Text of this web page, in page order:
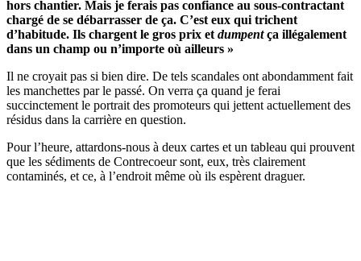
hors chantier. Mais je ferais pas confiance au sous-contractant
chargé de se débarrasser de ça. C’est eux qui trichent
d’habitude. Ils chargent le gros prix et dumpentça illégalement
dans un champ ou n’importe où ailleurs »
Il ne croyait pas si bien dire. De tels scandales ont abondamment fait
les manchettes par le passé. On verra ça quand je ferai
succinctement le portrait des promoteurs qui jettent actuellement des
résidus dans la carrière en question.
Pour l’heure, attardons-nous à deux cartes et un tableau qui prouvent
que les sédiments de Contrecoeur sont, eux, très clairement
contaminés, et ce, à l’endroit même où ils espèrent draguer.